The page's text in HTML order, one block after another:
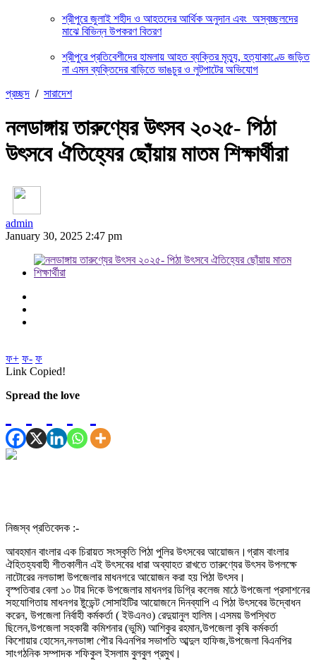
শ্রীপুরে জুলাই শহীদ ও আহতদের আর্থিক অনুদান এবং অস্বচ্ছলদের
মাঝে বিভিন্ন উপকরণ বিতরণ
শ্রীপুরে প্রতিবেশীদের হামলায় আহত ব্যক্তির মৃত্যু, হত্যাকাণ্ডে জড়িত
না এমন ব্যক্তিদের বাড়িতে ভাঙচুর ও লুটপাটের অভিযোগ
প্রচ্ছদ / সারাদেশ
নলডাঙ্গায় তারুণ্যের উৎসব ২০২৫- পিঠা
উৎসবে ঐতিহ্যের ছোঁয়ায় মাতম শিক্ষার্থীরা
admin
January 30, 2025 2:47 pm
ফ+ ফ- ফ
Link Copied!
Spread the love
নিজস্ব প্রতিবেদক :-
আবহমান বাংলার এক চিরায়ত সংস্কৃতি পিঠা পুলির উৎসবের আয়োজন।গ্রাম বাংলার
ঐহিতহ্যবাহী শীতকালীন এই উৎসবের ধারা অব্যাহত রাখতে তারুণ্যের উৎসব উপলক্ষে
নাটোরের নলডাঙ্গা উপজেলার মাধনগরে আয়োজন করা হয় পিঠা উৎসব।
বৃস্পতিবার বেলা ১০ টার দিকে উপজেলার মাধনগর ডিগ্রি কলেজ মাঠে উপজেলা প্রসাশনের
সহযোগিতায় মাধনগর ষ্টুডেন্ট সোসাইটির আয়োজনে দিনব্যাপি এ পিঠা উৎসবের উদ্বোধন
করেন, উপজেলা নির্বাহী কর্মকর্তা ( ইউএনও) রেদুয়ানুল হালিম।এসময় উপস্থিত
ছিলেন,উপজেলা সহকারী কমিশনার (ভুমি) আশিকুর রহমান,উপজেলা কৃষি কর্মকর্তা
কিশোয়ার হোসেন,নলডাঙ্গা পৌর বিএনপির সভাপতি আব্দুল হাফিজ,উপজেলা বিএনপির
সাংগঠনিক সম্পাদক শফিকুল ইসলাম বুলবুল প্রমুখ।